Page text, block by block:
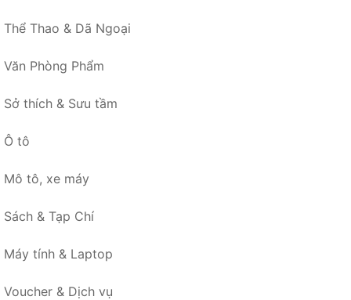
Thể Thao & Dã Ngoại
Văn Phòng Phẩm
Sở thích & Sưu tầm
Ô tô
Mô tô, xe máy
Sách & Tạp Chí
Máy tính & Laptop
Voucher & Dịch vụ